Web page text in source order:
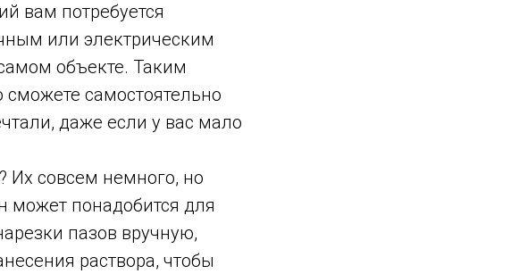
вам потребуется
или электрическим
объекте. Таким
самостоятельно
даже если у вас мало
Их совсем немного, но
может понадобится для
пазов вручную,
раствора, чтобы